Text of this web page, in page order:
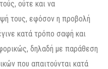
ούτε και να
τους, εφόσον η προβολή
κατά τρόπο σαφή και
δηλαδή με παράθεση
που απαιτούνται κατά